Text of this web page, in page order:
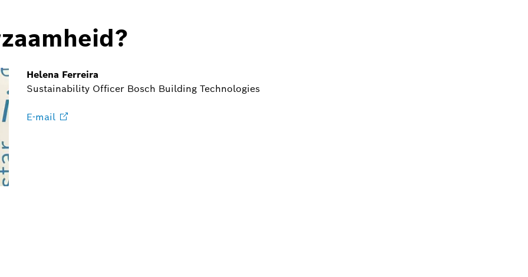
Helena Ferreira
Sustainability Officer Bosch Building Technologies
E-mail